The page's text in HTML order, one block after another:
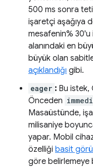
500 ms sonra
işaretçi aşağıya
mesafenin%
alanındaki en
büyük olan
açıklandığı gibi.
eager : Bu istek,
Önceden
Masaüstünde,
milisaniye
yapar. Mobil
özelliği basit
göre belirlemeye